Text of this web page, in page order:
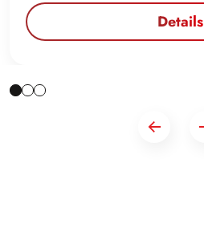
Details